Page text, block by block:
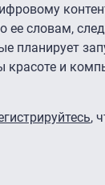
ее словам,
планирует
красоте и
,